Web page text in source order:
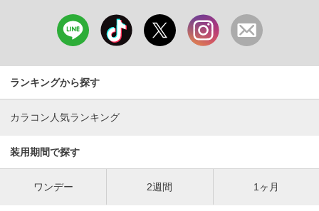
ランキングから探す
カラコン人気ランキング
装用期間で探す
ワンデー 2週間 1ヶ月